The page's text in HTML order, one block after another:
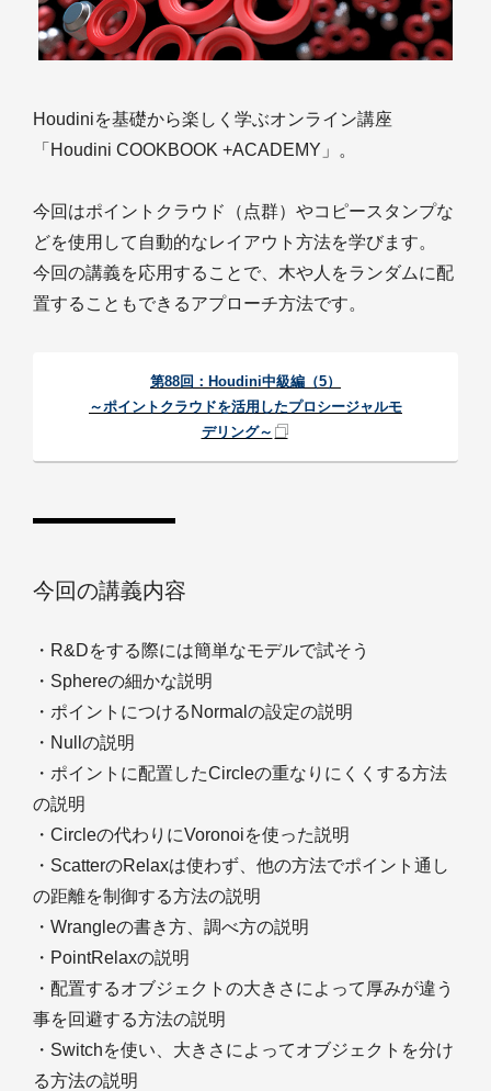
Houdiniを基礎から楽しく学ぶオンライン講座
「Houdini COOKBOOK +ACADEMY」。
今回はポイントクラウド（点群）やコピースタンプな
どを使用して自動的なレイアウト方法を学びます。
今回の講義を応用することで、木や人をランダムに配
置することもできるアプローチ方法です。
第88回：Houdini中級編（5）
～ポイントクラウドを活用したプロシージャルモ
デリング～
今回の講義内容
・R&Dをする際には簡単なモデルで試そう
・Sphereの細かな説明
・ポイントにつけるNormalの設定の説明
・Nullの説明
・ポイントに配置したCircleの重なりにくくする方法
の説明
・Circleの代わりにVoronoiを使った説明
・ScatterのRelaxは使わず、他の方法でポイント通し
の距離を制御する方法の説明
・Wrangleの書き方、調べ方の説明
・PointRelaxの説明
・配置するオブジェクトの大きさによって厚みが違う
事を回避する方法の説明
・Switchを使い、大きさによってオブジェクトを分け
る方法の説明